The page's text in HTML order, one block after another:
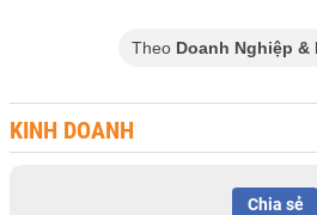
Theo Doanh Nghiệp &
KINH DOANH
Chia sẻ